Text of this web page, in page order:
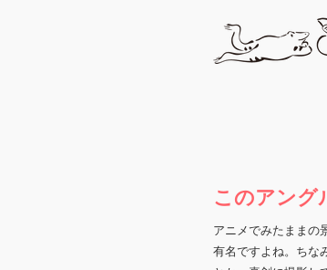
このアング
アニメでみたままの
有名ですよね。ちな